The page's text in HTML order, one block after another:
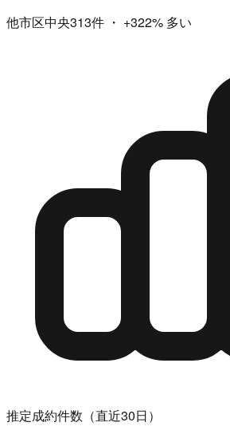
他市区中央313件 ・ +322% 多い
推定成約件数（直近30日）